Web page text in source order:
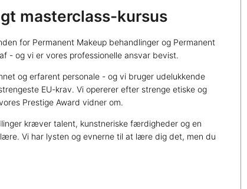
masterclass-kursus
for Permanent Makeup behandlinger og Permanent
- og vi er vores professionelle ansvar bevist.
og erfarent personale - og vi bruger udelukkende
EU-krav. Vi opererer efter strenge etiske og
Prestige Award vidner om.
kræver talent, kunstneriske færdigheder og en
Vi har lysten og evnerne til at lære dig det, men du